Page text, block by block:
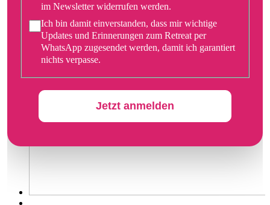
im Newsletter widerrufen werden.
Ich bin damit einverstanden, dass mir wichtige
Updates und Erinnerungen zum Retreat per
WhatsApp zugesendet werden, damit ich garantiert
nichts verpasse.
Jetzt anmelden